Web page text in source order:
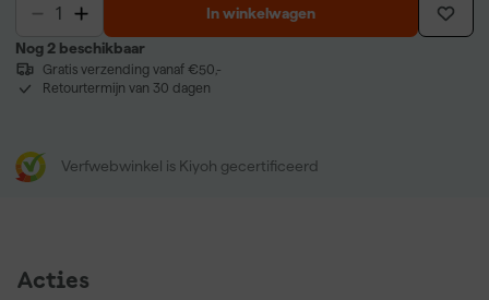
In winkelwagen
Nog 2 beschikbaar
Gratis verzending vanaf €50,-
Retourtermijn van 30 dagen
Verfwebwinkel is Kiyoh gecertificeerd
Acties